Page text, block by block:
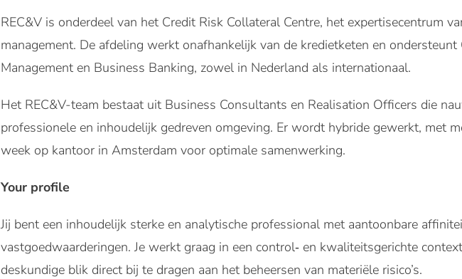
REC&V is onderdeel van het Credit Risk Collateral Centre, het expertisecentrum
management. De afdeling werkt onafhankelijk van de kredietketen en
Management en Business Banking, zowel in Nederland als internationaal.
Het REC&V-team bestaat uit Business Consultants en Realisation Officers die
professionele en inhoudelijk gedreven omgeving. Er wordt hybride gewerkt, met
week op kantoor in Amsterdam voor optimale samenwerking.
Your profile
Jij bent een inhoudelijk sterke en analytische professional met aantoonbare
vastgoedwaarderingen. Je werkt graag in een control‑ en kwaliteitsgerichte
deskundige blik direct bij te dragen aan het beheersen van materiële risico’s.